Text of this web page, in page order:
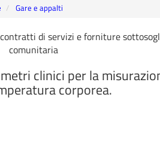
Gare e appalti
di servizi e forniture
comunitaria
clinici per la
corporea.